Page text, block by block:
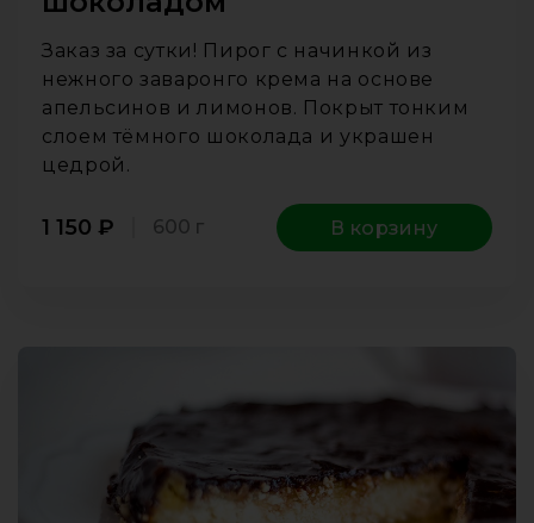
Заказ за сутки! Пирог с начинкой из
нежного заваронго крема на основе
апельсинов и лимонов. Покрыт тонким
слоем тёмного шоколада и украшен
цедрой.
1 150 ₽ 600 г В корзину